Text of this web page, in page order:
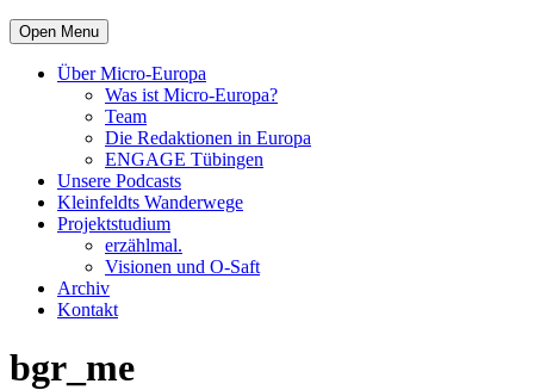
Open Menu
Über Micro-Europa
Was ist Micro-Europa?
Team
Die Redaktionen in Europa
ENGAGE Tübingen
Unsere Podcasts
Kleinfeldts Wanderwege
Projektstudium
erzählmal.
Visionen und O-Saft
Archiv
Kontakt
bgr_me